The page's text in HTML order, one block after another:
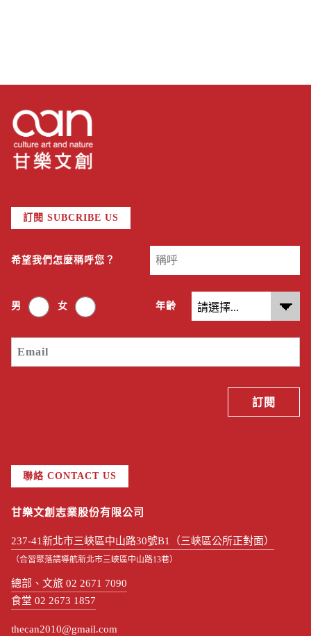
訂閱 SUBCRIBE US
希望我們怎麼稱呼您？
男 女 年齡
聯絡 CONTACT US
甘樂文創志業股份有限公司
237-41新北市三峽區中山路30號B1（三峽區公所正對面）
（合習聚落請導航新北市三峽區中山路13巷）
總部、文旅 02 2671 7090
食堂 02 2673 1857
thecan2010@gmail.com